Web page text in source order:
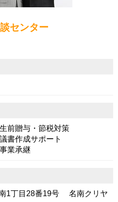
センター
生前贈与・節税対策
書作成サポート
事業承継
1丁目28番19号 名南クリヤ